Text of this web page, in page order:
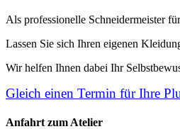
Als professionelle Schneidermeister
Lassen Sie sich Ihren eigenen
Wir helfen Ihnen dabei Ihr
Gleich einen Termin für Ihre
Anfahrt zum Atelier